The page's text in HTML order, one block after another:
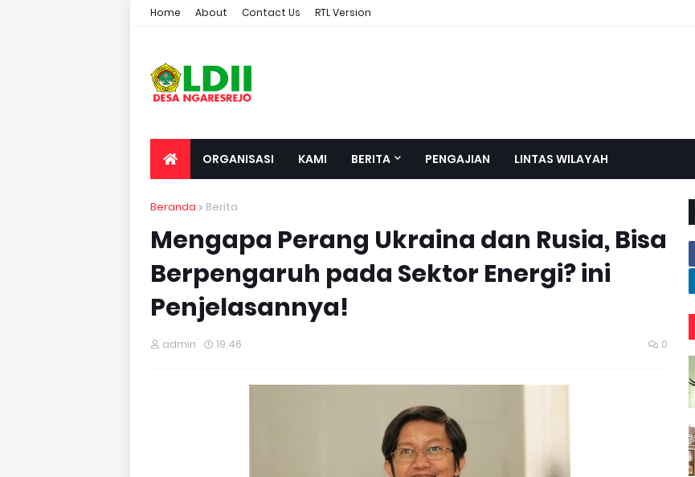
Home About Contact Us RTL Version
ORGANISASI KAMI BERITA PENGAJIAN LINTAS WILAYAH
Beranda Berita
Mengapa Perang Ukraina dan Rusia, Bisa
Berpengaruh pada Sektor Energi? ini
Penjelasannya!
admin 19.46 0